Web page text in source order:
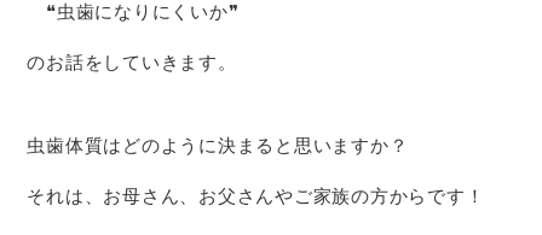
❝虫歯になりにくいか❞
のお話をしていきます。
虫歯体質はどのように決まると思いますか？
それは、お母さん、お父さんやご家族の方からです！